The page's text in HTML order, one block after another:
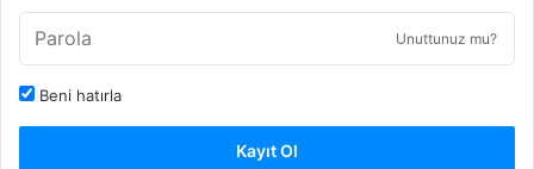
Unuttunuz mu?
Beni hatırla
Kayıt Ol